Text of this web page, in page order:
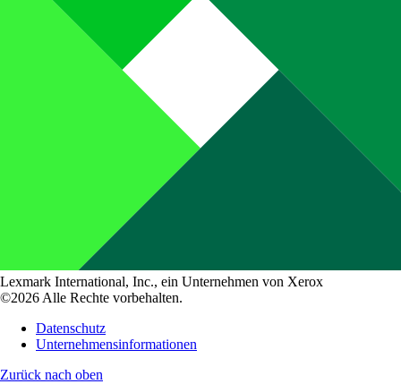
Lexmark International, Inc., ein Unternehmen von Xerox
©2026 Alle Rechte vorbehalten.
Datenschutz
Unternehmensinformationen
Zurück nach oben